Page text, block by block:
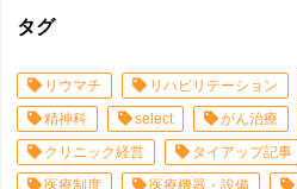
タグ
リウマチ リハビリテーション
精神科
select がん治療
クリニック経営
タイアップ記事
医療制度
医療機器・設備